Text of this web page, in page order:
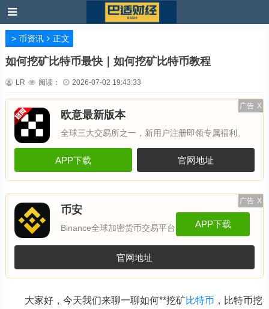
> 币资讯 正文
如何挖矿比特币最快｜如何挖矿比特币教程
LR 阅读： 2026-07-02 19:43:33
广告 X
欧意最新版本
全球三大交易所之一，新用户注册即领专属福利。
APP下载 官网地址
广告 X
币安
Binance全球加密货币交易平台 APP下载
官网地址
大家好，今天我们来聊一聊如何**挖矿比特币 ，比特币挖